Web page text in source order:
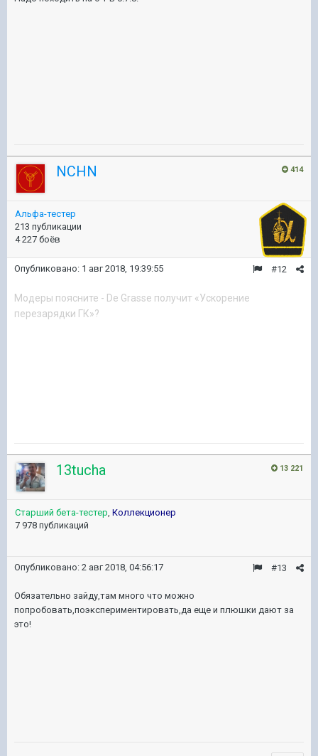
414
NCHN
Альфа-тестер
213 публикации
4 227 боёв
#12
Опубликовано: 1 авг 2018, 19:39:55
Модеры поясните - De Grasse получит «Ускорение
перезарядки ГК»?
13 221
13tucha
Старший бета-тестер, Коллекционер
7 978 публикаций
#13
Опубликовано: 2 авг 2018, 04:56:17
Обязательно зайду,там много что можно
попробовать,поэкспериментировать,да еще и плюшки дают за
это!